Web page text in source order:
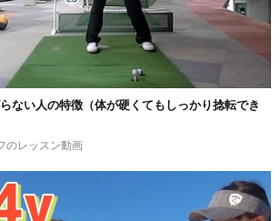
ない人の特徴（体が硬くてもしっかり捻転でき
のレッスン動画